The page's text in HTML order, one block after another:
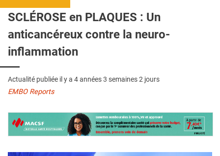
CRÉDITS
SCLÉROSE en PLAQUES : Un
anticancéreux contre la neuro-
inflammation
Actualité publiée il y a 4 années 3 semaines 2 jours
EMBO Reports